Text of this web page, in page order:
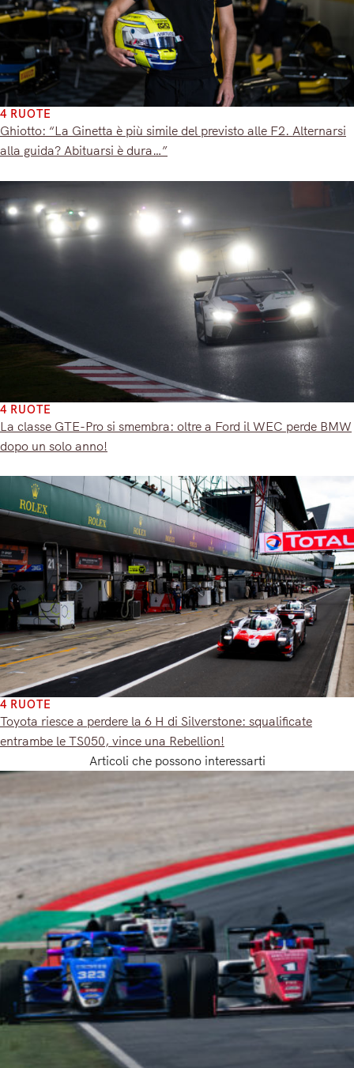
4 RUOTE
Ghiotto: “La Ginetta è più simile del previsto alle F2. Alternarsi
alla guida? Abituarsi è dura…”
4 RUOTE
La classe GTE-Pro si smembra: oltre a Ford il WEC perde BMW
dopo un solo anno!
4 RUOTE
Toyota riesce a perdere la 6 H di Silverstone: squalificate
entrambe le TS050, vince una Rebellion!
Articoli che possono interessarti